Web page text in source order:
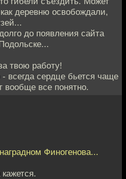
деревню освобождали,
до появления сайта
твою работу!
всегда сердце бьется чаще
вообще все понятно.
Финогенова...